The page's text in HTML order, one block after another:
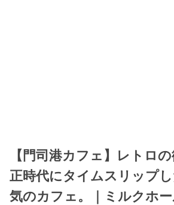
【門司港カフェ】レトロ
正時代にタイムスリップ
気のカフェ。｜ミルクホ